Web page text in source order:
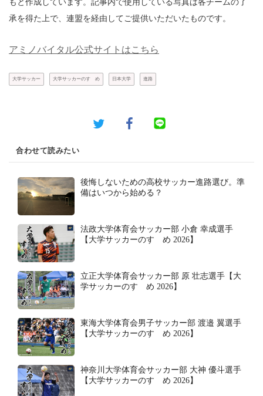
もと作成しています。記事内で使用している写真は各チームの了
承を得た上で、連盟を経由してご提供いただいたものです。
アミノバイタル公式サイトはこちら
大学サッカー 大学サッカーのすゝめ 日本大学 進路
合わせて読みたい
後悔しないための高校サッカー進路選び。準
備はいつから始める？
法政大学体育会サッカー部 小倉 幸成選手
【大学サッカーのすゝめ 2026】
立正大学体育会サッカー部 原 壮志選手【大
学サッカーのすゝめ 2026】
東海大学体育会男子サッカー部 渡邉 翼選手
【大学サッカーのすゝめ 2026】
神奈川大学体育会サッカー部 大神 優斗選手
【大学サッカーのすゝめ 2026】